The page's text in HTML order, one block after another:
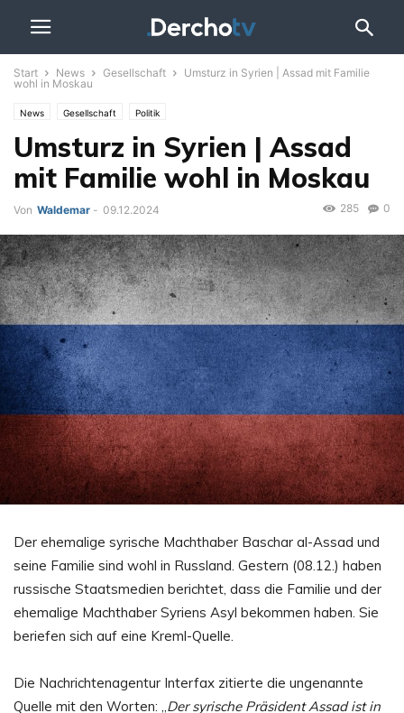
Start News Gesellschaft
Umsturz in Syrien | Assad mit Familie
wohl in Moskau
News Gesellschaft Politik
Umsturz in Syrien | Assad
mit Familie wohl in Moskau
Von Waldemar - 09.12.2024 0
285
Der ehemalige syrische Machthaber Baschar al-Assad und
seine Familie sind wohl in Russland. Gestern (08.12.) haben
russische Staatsmedien berichtet, dass die Familie und der
ehemalige Machthaber Syriens Asyl bekommen haben. Sie
beriefen sich auf eine Kreml-Quelle.
Die Nachrichtenagentur Interfax zitierte die ungenannte
Quelle mit den Worten: „Der syrische Präsident Assad ist in